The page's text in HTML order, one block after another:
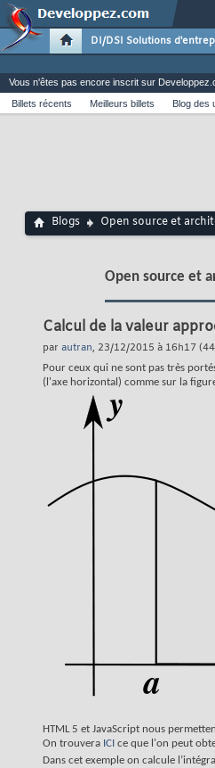
DI/DSI Solutions
Vous n'êtes pas encore inscrit sur
Billets récents
Meilleurs billets Blog des
Blogs Open source et
Open source et
Calcul de la valeur
par autran, 23/12/2015 à 16h17
Pour ceux qui ne sont pas très
(l'axe horizontal) comme sur la
HTML 5 et JavaScript nous
On trouvera ICI ce que l'on peut
Dans cet exemple on calcule